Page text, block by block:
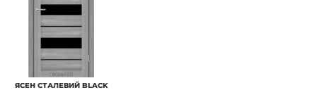
ЯСЕН СТАЛЕВИЙ BLACK